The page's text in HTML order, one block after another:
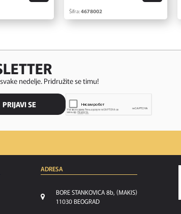
Šifra:4678002
nedelje. Pridružite se timu!
PRIJAVI SE
ADRESA
BORE STANKOVICA 8b, (MAKIS)
11030 BEOGRAD